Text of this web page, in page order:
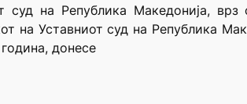
суд на Република Македонија,
на Уставниот суд на Република
година, донесе